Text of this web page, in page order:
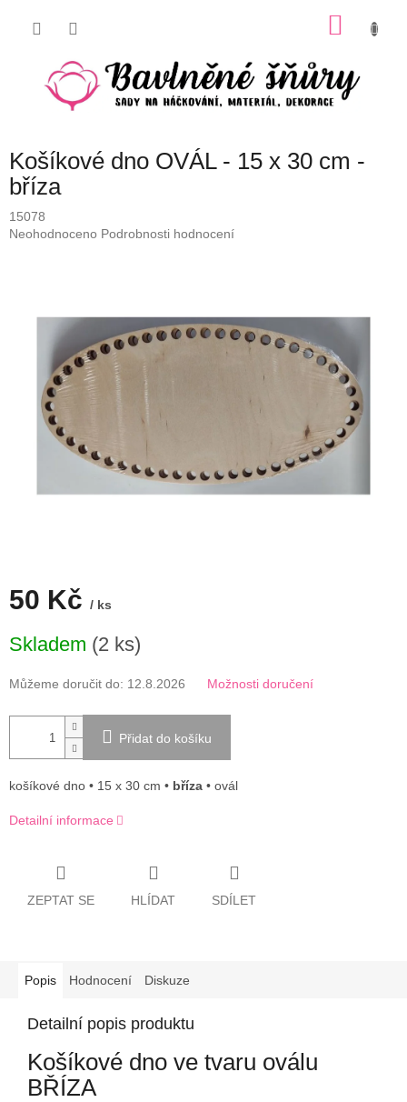
Košíkové dno OVÁL - 15 x 30 cm -
bříza
15078
Průměrné
hvězdiček.
Neohodnoceno Podrobnosti hodnocení
50 Kč / ks
cena:
Skladem (2 ks)
Můžeme doručit do: 12.8.2026 Možnosti doručení
Přidat do košíku
košíkové dno • 15 x 30 cm • bříza • ovál
Detailní informace
ZEPTAT SE HLÍDAT SDÍLET
Popis Hodnocení Diskuze
Detailní popis produktu
Košíkové dno ve tvaru oválu
BŘÍZA